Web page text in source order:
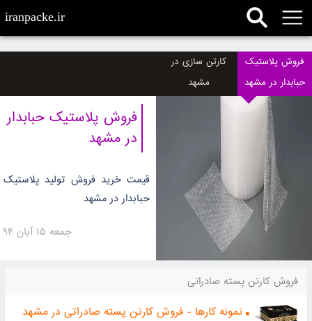
iranpacke.ir
فروش پلاستیک حبابدار
در مشهد
قیمت خرید فروش تولید پلاستیک
حبابدار در مشهد
جمعه ۱۵ آبان ۹۴
فروش پلاستیک
حبابدار در مشهد
کارتن سازی در
مشهد
فروش کارتن پسته صادراتی
نمونه کارها - فروش کارتن پسته صادراتی در مشهد